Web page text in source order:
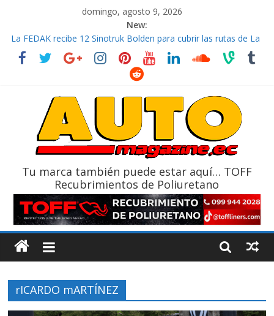
domingo, agosto 9, 2026
New:
La FEDAK recibe 12 Sinotruk Bolden para cubrir las rutas de La
Vuelta
El costo de tener un vehículo gana protagonismo a la hora de
¿Qué puede pasar con tu vehículo si permanece varios días sin
La Vuelta al Ecuador 2026, edición 47ª, recorre 7 provincias en 8
Tu marca también puede estar aquí… TOFF
Recubrimientos de Poliuretano
rICARDO mARTÍNEZ